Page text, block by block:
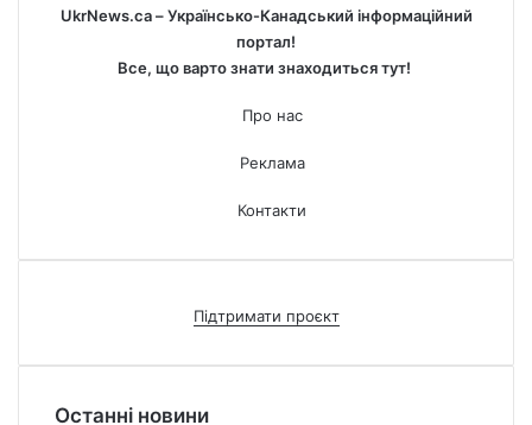
UkrNews.ca – Українсько-Канадський інформаційний
портал!
Все, що варто знати знаходиться тут!
Про нас
Реклама
Контакти
Підтримати проєкт
Останні новини